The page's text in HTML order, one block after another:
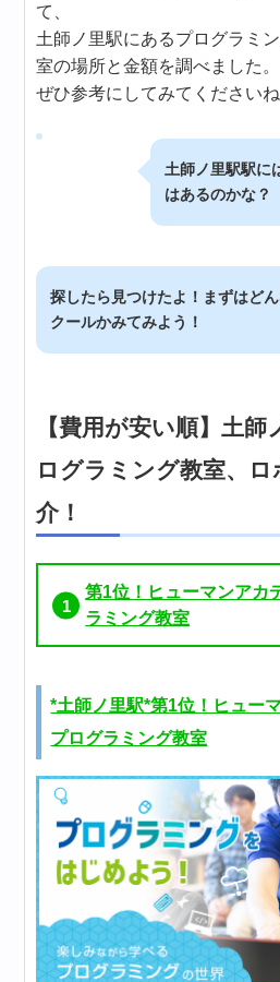
て、
土師ノ里駅にあるプログラミ
室の場所と金額を調べました。
ぜひ参考にしてみてくださいね
土師ノ里駅駅に
はあるのかな？
探したら見つけたよ！まずはど
クールかみてみよう！
【費用が安い順】土
ログラミング教室、
介！
第1位！ヒューマンアカ
ラミング教室
*土師ノ里駅*第1位！ヒュー
プログラミング教室